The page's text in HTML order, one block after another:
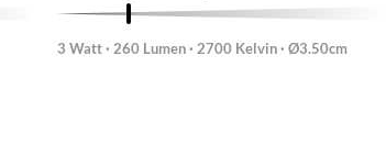
3 Watt · 260 Lumen · 2700 Kelvin · Ø3.50cm